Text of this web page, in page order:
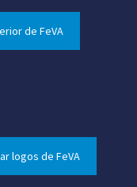
de FeVA
logos de FeVA